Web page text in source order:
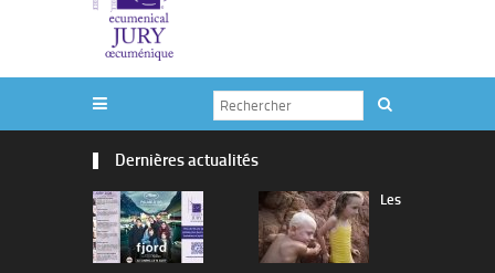
Dernières actualités
Les